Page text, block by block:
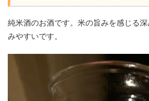
純米酒のお酒です。米の旨みを感じる
みやすいです。